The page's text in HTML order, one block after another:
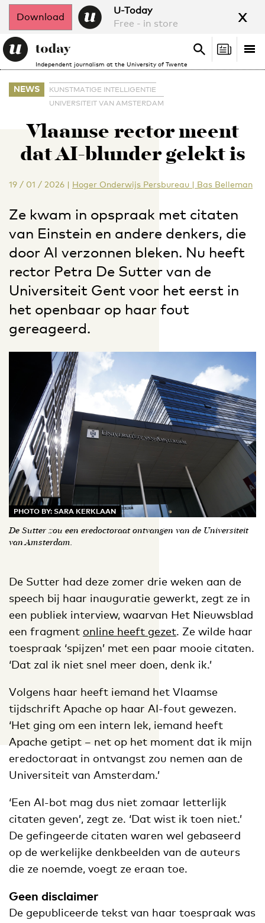
Download
U-Today
Free - in store
x
Independent journalism at the University of Twente
Search
Search
NEWS
KUNSTMATIGE INTELLIGENTIE
UNIVERSITEIT VAN AMSTERDAM
Vlaamse rector meent
dat AI-blunder gelekt is
19 / 01 / 2026 | Hoger Onderwijs Persbureau | Bas Belleman
Ze kwam in opspraak met citaten
van Einstein en andere denkers, die
door AI verzonnen bleken. Nu heeft
rector Petra De Sutter van de
Universiteit Gent voor het eerst in
het openbaar op haar fout
gereageerd.
PHOTO BY: SARA KERKLAAN
De Sutter zou een eredoctoraat ontvangen van de Universiteit
van Amsterdam.
De Sutter had deze zomer drie weken aan de
speech bij haar inauguratie gewerkt, zegt ze in
een publiek interview, waarvan Het Nieuwsblad
een fragment online heeft gezet. Ze wilde haar
toespraak ‘spijzen’ met een paar mooie citaten.
‘Dat zal ik niet snel meer doen, denk ik.’
Volgens haar heeft iemand het Vlaamse
tijdschrift Apache op haar AI-fout gewezen.
‘Het ging om een intern lek, iemand heeft
Apache getipt – net op het moment dat ik mijn
eredoctoraat in ontvangst zou nemen aan de
Universiteit van Amsterdam.’
‘Een AI-bot mag dus niet zomaar letterlijk
citaten geven’, zegt ze. ‘Dat wist ik toen niet.’
De gefingeerde citaten waren wel gebaseerd
op de werkelijke denkbeelden van de auteurs
die ze noemde, voegt ze eraan toe.
Geen disclaimer
De gepubliceerde tekst van haar toespraak was